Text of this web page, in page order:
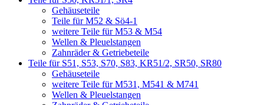
Gehäuseteile
Teile für M52 & Sö4-1
weitere Teile für M53 & M54
Wellen & Pleuelstangen
Zahnräder & Getriebeteile
Teile für S51, S53, S70, S83, KR51/2, SR50, SR80
Gehäuseteile
weitere Teile für M531, M541 & M741
Wellen & Pleuelstangen